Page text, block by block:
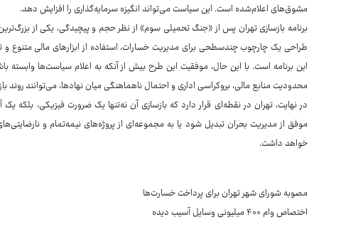
مشوق‌های اعلام‌شده است. این سیاست می‌تواند انگیزه سرمایه‌گذاری را افزایش دهد.
برنامه بازسازی تهران پس از «جنگ تحمیلی سوم» از نظر حجم و پیچیدگی، یکی از
طراحی یک چارچوب چندسطحی برای مدیریت خسارات، استفاده از ابزارهای مالی
این برنامه است. با این حال، موفقیت این طرح بیش از آنکه به اعلام سیاست‌ها وابسته
محدودیت منابع مالی، بروکراسی اداری و احتمال ناهماهنگی میان نهادها، می‌توانند روند
در نهایت، تهران در نقطه‌ای قرار دارد که بازسازی آن نه‌تنها یک ضرورت فیزیکی، بلکه
موفق از مدیریت بحران تبدیل شود یا به مجموعه‌ای از پروژه‌های نیمه‌تمام و
خواهد داشت.
مصوبه شورای شهر تهران برای پرداخت خسارت‌ها
اختصاص وام ۴۰۰ میلیونی وسایل آسیب دیده